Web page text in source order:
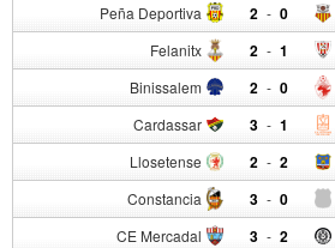
Peña Deportiva 2 - 0
Felanitx 2 - 1
Binissalem 2 - 0
Cardassar 3 - 1
Llosetense 2 - 2
Constancia 3 - 0
CE Mercadal 3 - 2